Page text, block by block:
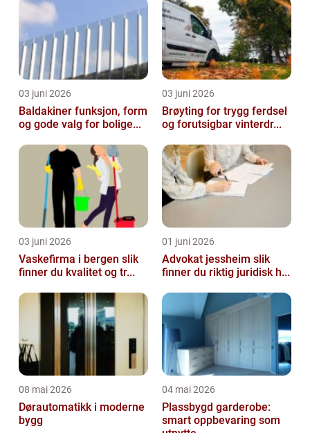
03 juni 2026
Baldakiner funksjon, form
og gode valg for bolige...
03 juni 2026
Brøyting for trygg ferdsel
og forutsigbar vinterdr...
03 juni 2026
Vaskefirma i bergen slik
finner du kvalitet og tr...
01 juni 2026
Advokat jessheim slik
finner du riktig juridisk h...
08 mai 2026
Dørautomatikk i moderne
bygg
04 mai 2026
Plassbygd garderobe:
smart oppbevaring som